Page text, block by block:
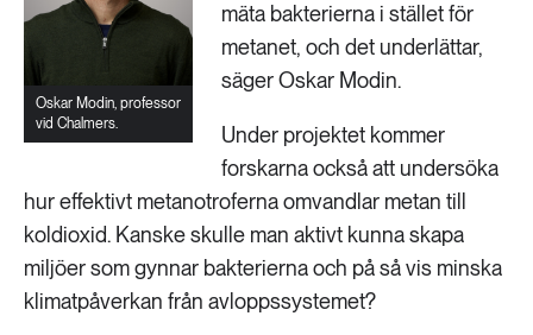
Oskar Modin, professor
vid Chalmers.
mäta bakterierna i stället för
metanet, och det underlättar,
säger Oskar Modin.
Under projektet kommer
forskarna också att undersöka
hur effektivt metanotroferna omvandlar metan till
koldioxid. Kanske skulle man aktivt kunna skapa
miljöer som gynnar bakterierna och på så vis minska
klimatpåverkan från avloppssystemet?